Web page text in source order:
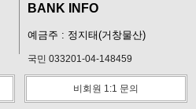
BANK INFO
예금주 : 정지태(거창물산)
국민 033201-04-148459
비회원 1:1 문의